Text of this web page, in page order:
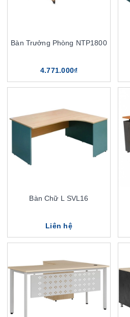
Bàn Trưởng Phòng NTP1800
4.771.000₫
Bàn Chữ L SVL16
Liên hệ